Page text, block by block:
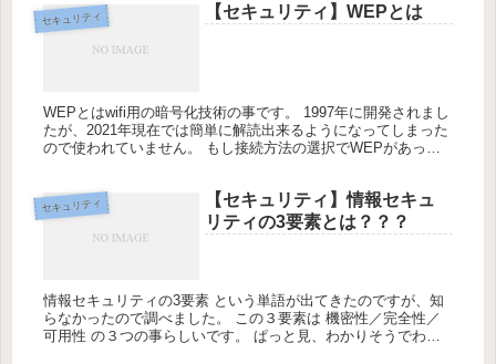
セキュリティ 【セキュリティ】WEPとは
WEPとはwifi用の暗号化技術の事です。 1997年に開発されまし
たが、2021年現在では簡単に解読出来るようになってしまった
ので使われていません。 もし接続方法の選択でWEPがあって
セキュリティ
【セキュリティ】情報セキュ
リティの3要素とは？？？
情報セキュリティの3要素 という単語が出てきたのですが、知
らなかったので調べました。 この３要素は 機密性／完全性／
可用性 の３つの事らしいです。 ぱっと見、わかりそうでわか